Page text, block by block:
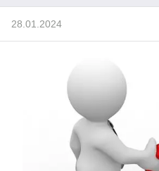
28.01.2024